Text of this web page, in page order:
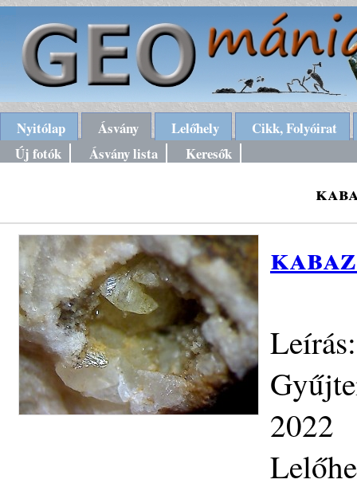
Nyitólap Ásvány Lelőhely
Cikk, Folyóirat
Új fotók
Ásvány lista Keresők
2022